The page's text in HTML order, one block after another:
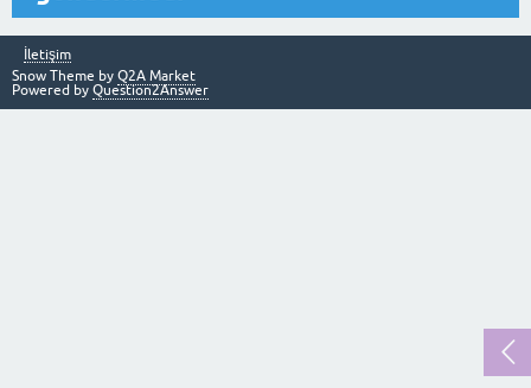
İletişim
Snow Theme by Q2A Market
Powered by Question2Answer